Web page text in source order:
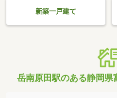
新築一戸建て
岳南原田駅のある静岡県